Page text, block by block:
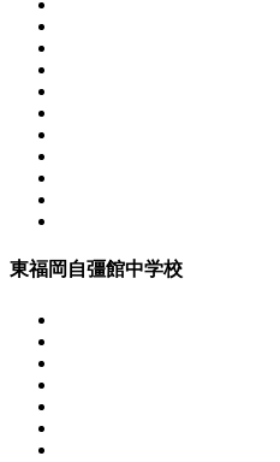
東福岡自彊館中学校